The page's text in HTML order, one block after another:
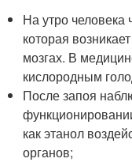
На утро человека
которая
мозгах. В
кислородным
После запоя
как этанол
органов;